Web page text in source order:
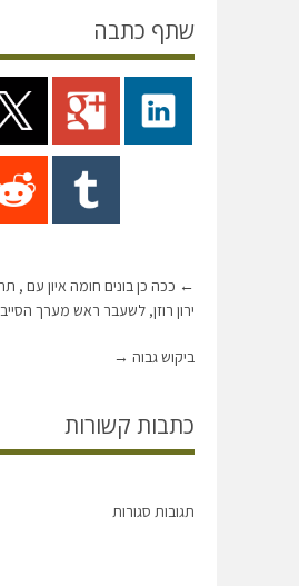
שתף כתבה
← ככה כן בונים חומה איון עם ,
ירון רוזן, לשעבר ראש מערך
ביקוש גבוה →
כתבות קשורות
תגובות סגורות